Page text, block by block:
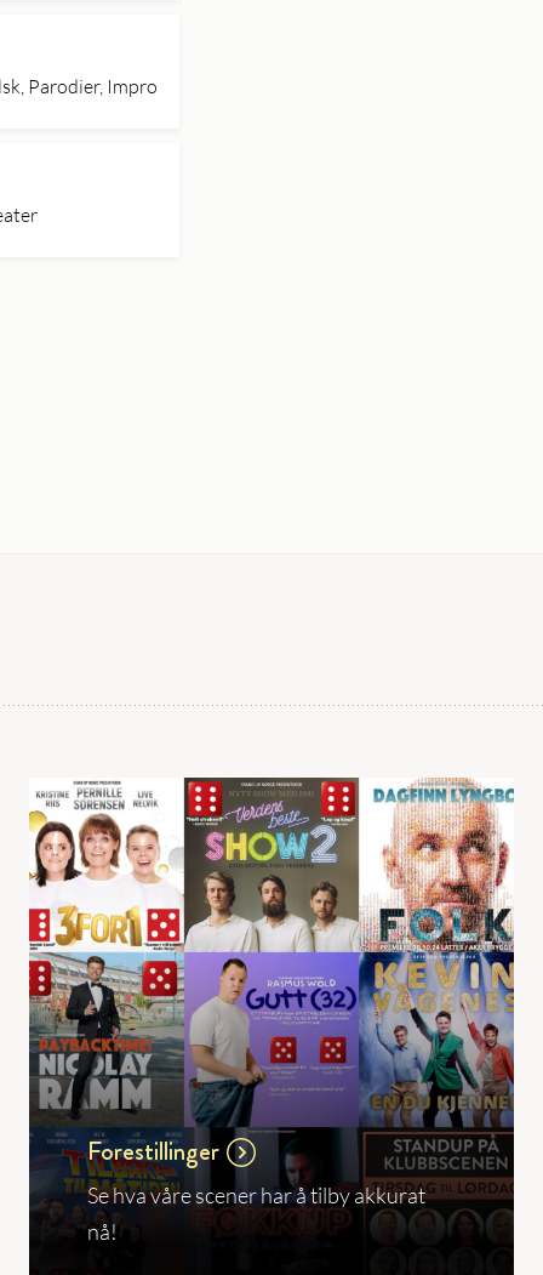
Parodier, Impro
Forestillinger
Se hva våre scener har å tilby akkurat
nå!